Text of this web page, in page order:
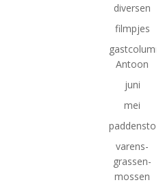
diversen
filmpjes
gastcolumn
Antoon
juni
mei
varens-
grassen-
mossen